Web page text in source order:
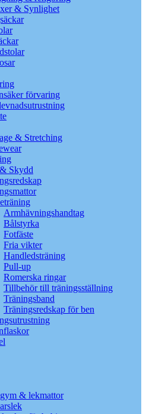
& Synlighet
förvaring
& Stretching
Skydd
Armhävningshandtag
Bålstyrka
Fotfäste
Fria vikter
Handledsträning
Pull-up
Romerska ringar
Tillbehör till träningsställning
Träningsband
Träningsredskap för ben
& lekmattor